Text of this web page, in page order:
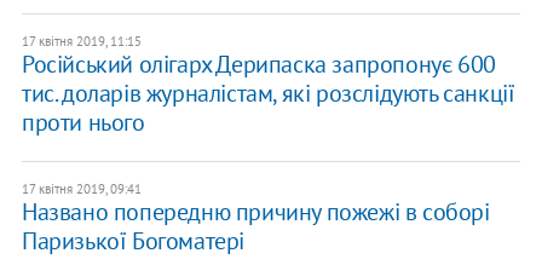
17 квітня 2019, 11:15
Російський олігарх Дерипаска запропонує 600
тис. доларів журналістам, які розслідують санкції
проти нього
17 квітня 2019, 09:41
Названо попередню причину пожежі в соборі
Паризької Богоматері